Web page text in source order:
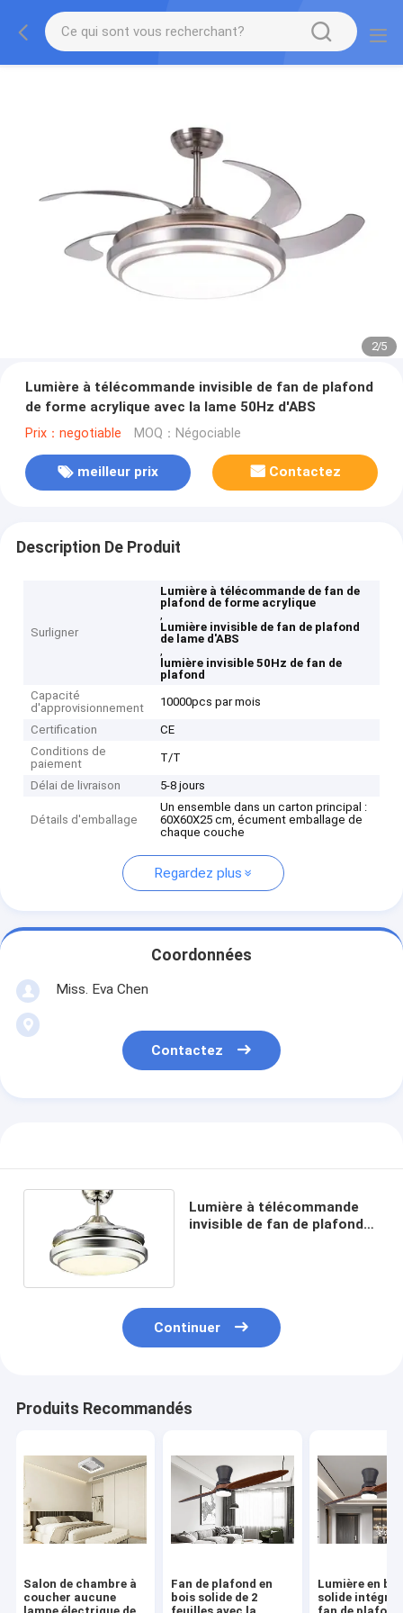
2/5
Lumière à télécommande invisible de fan de plafond
de forme acrylique avec la lame 50Hz d'ABS
Prix：negotiable MOQ：Négociable
meilleur prix Contactez
Description De Produit
Surligner
Lumière à télécommande de fan de
plafond de forme acrylique
,
Lumière invisible de fan de plafond
de lame d'ABS
,
lumière invisible 50Hz de fan de
plafond
Capacité
d'approvisionnement
10000pcs par mois
Certification
CE
Conditions de
paiement
T/T
Délai de livraison 5-8 jours
Détails d'emballage
Un ensemble dans un carton principal :
60X60X25 cm, écument emballage de
chaque couche
Regardez plus
Coordonnées
Miss. Eva Chen
Contactez
Lumière à télécommande
invisible de fan de plafond
Continuer
Produits Recommandés
Salon de chambre à
coucher aucune
Fan de plafond en
bois solide de 2
Lumière en
solide